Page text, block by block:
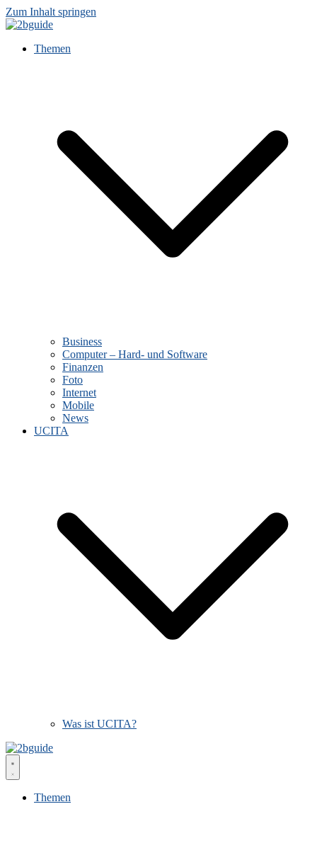
Zum Inhalt springen
Themen
Business
Computer – Hard- und Software
Finanzen
Foto
Internet
Mobile
News
UCITA
Was ist UCITA?
Themen